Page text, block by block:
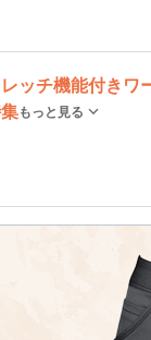
ッチ機能付きワ
もっと見る